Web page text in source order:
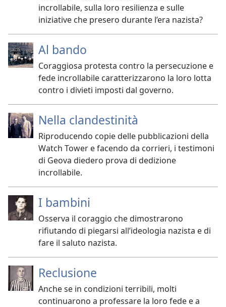
incrollabile, sulla loro resilienza e sulle
iniziative che presero durante l’era nazista?
Al bando
Coraggiosa protesta contro la persecuzione e
fede incrollabile caratterizzarono la loro lotta
contro i divieti imposti dal governo.
Nella clandestinità
Riproducendo copie delle pubblicazioni della
Watch Tower e facendo da corrieri, i testimoni
di Geova diedero prova di dedizione
incrollabile.
I bambini
Osserva il coraggio che dimostrarono
rifiutando di piegarsi all’ideologia nazista e di
fare il saluto nazista.
Reclusione
Anche se in condizioni terribili, molti
continuarono a professare la loro fede e a